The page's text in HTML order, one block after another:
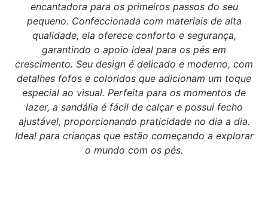
encantadora para os primeiros passos do seu
pequeno. Confeccionada com materiais de alta
qualidade, ela oferece conforto e segurança,
garantindo o apoio ideal para os pés em
crescimento. Seu design é delicado e moderno, com
detalhes fofos e coloridos que adicionam um toque
especial ao visual. Perfeita para os momentos de
lazer, a sandália é fácil de calçar e possui fecho
ajustável, proporcionando praticidade no dia a dia.
Ideal para crianças que estão começando a explorar
o mundo com os pés.